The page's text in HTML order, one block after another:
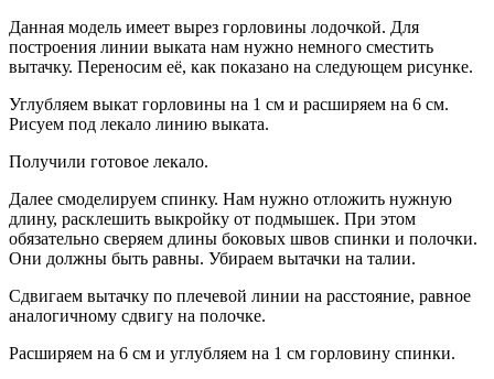
Данная модель имеет вырез горловины лодочкой. Для
построения линии выката нам нужно немного сместить
вытачку. Переносим её, как показано на следующем рисунке.
Углубляем выкат горловины на 1 см и расширяем на 6 см.
Рисуем под лекало линию выката.
Получили готовое лекало.
Далее смоделируем спинку. Нам нужно отложить нужную
длину, расклешить выкройку от подмышек. При этом
обязательно сверяем длины боковых швов спинки и полочки.
Они должны быть равны. Убираем вытачки на талии.
Сдвигаем вытачку по плечевой линии на расстояние, равное
аналогичному сдвигу на полочке.
Расширяем на 6 см и углубляем на 1 см горловину спинки.